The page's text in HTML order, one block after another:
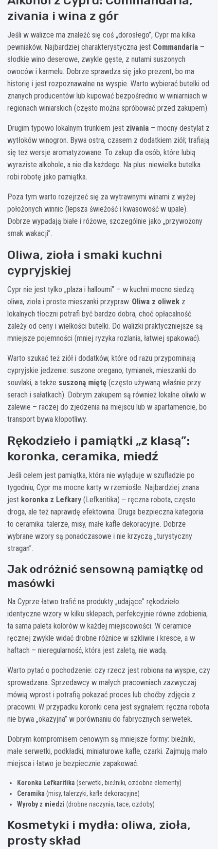
zivania i wina z gór
Jeśli w walizce ma znaleźć się coś „dorosłego”, Cypr ma kilka
pewniaków. Najbardziej charakterystyczna jest Commandaria –
słodkie wino deserowe, zwykle gęste, z nutami suszonych
owoców i karmelu. Dobrze sprawdza się jako prezent, bo ma
historię i jest rozpoznawalne na wyspie. Warto wybierać butelki od
znanych producentów lub kupować bezpośrednio w winiarniach w
regionach winiarskich (często można spróbować przed zakupem).
Drugim typowo lokalnym trunkiem jest zivania – mocny destylat z
wytłoków winogron. Bywa ostra, czasem z dodatkiem ziół; trafiają
się też wersje aromatyzowane. To zakup dla osób, które lubią
wyraziste alkohole, a nie dla każdego. Na plus: niewielka butelka
robi robotę jako pamiątka.
Poza tym warto rozejrzeć się za wytrawnymi winami z wyżej
położonych winnic (lepsza świeżość i kwasowość w upale).
Dobrze wypadają białe i różowe, szczególnie jako „przywożony
smak wakacji”.
Oliwa, zioła i smaki kuchni
cypryjskiej
Cypr nie jest tylko „plaża i halloumi” – w kuchni mocno siedzą
oliwa, zioła i proste mieszanki przypraw. Oliwa z oliwek z
lokalnych tłoczni potrafi być bardzo dobra, choć opłacalność
zależy od ceny i wielkości butelki. Do walizki praktyczniejsze są
mniejsze pojemności (mniej ryzyka rozlania, łatwiej spakować).
Warto szukać też ziół i dodatków, które od razu przypominają
cypryjskie jedzenie: suszone oregano, tymianek, mieszanki do
souvlaki, a także suszoną miętę (często używaną właśnie przy
serach i sałatkach). Dobrym zakupem są również lokalne oliwki w
zalewie – raczej do zjedzenia na miejscu lub w apartamencie, bo
transport bywa kłopotliwy.
Rękodzieło i pamiątki „z klasą”:
koronka, ceramika, miedź
Jeśli celem jest pamiątka, która nie wyląduje w szufladzie po
tygodniu, Cypr ma mocne karty w rzemiośle. Najbardziej znana
jest koronka z Lefkary (Lefkaritika) – ręczna robota, często
droga, ale też naprawdę efektowna. Druga bezpieczna kategoria
to ceramika: talerze, misy, małe kafle dekoracyjne. Dobrze
wybrane wzory są ponadczasowe i nie krzyczą „turystyczny
stragan”.
Jak odróżnić sensowną pamiątkę od
masówki
Na Cyprze łatwo trafić na produkty „udające” rękodzieło:
identyczne wzory w kilku sklepach, perfekcyjnie równe zdobienia,
ta sama paleta kolorów w każdej miejscowości. W ceramice
ręcznej zwykle widać drobne różnice w szkliwie i kresce, a w
haftach – nieregularność, która jest zaletą, nie wadą.
Warto pytać o pochodzenie: czy rzecz jest robiona na wyspie, czy
sprowadzana. Sprzedawcy w małych pracowniach zazwyczaj
mówią wprost i potrafią pokazać proces lub choćby zdjęcia z
pracowni. W przypadku koronki cena jest sygnałem: ręczna robota
nie bywa „okazyjna” w porównaniu do fabrycznych serwetek.
Dobrym kompromisem cenowym są mniejsze formy: bieżniki,
małe serwetki, podkładki, miniaturowe kafle, czarki. Zajmują mało
miejsca i łatwo je bezpiecznie zapakować.
Koronka Lefkaritika (serwetki, bieżniki, ozdobne elementy)
Ceramika (misy, talerzyki, kafle dekoracyjne)
Wyroby z miedzi (drobne naczynia, tace, ozdoby)
Kosmetyki i mydła: oliwa, zioła,
prosty skład